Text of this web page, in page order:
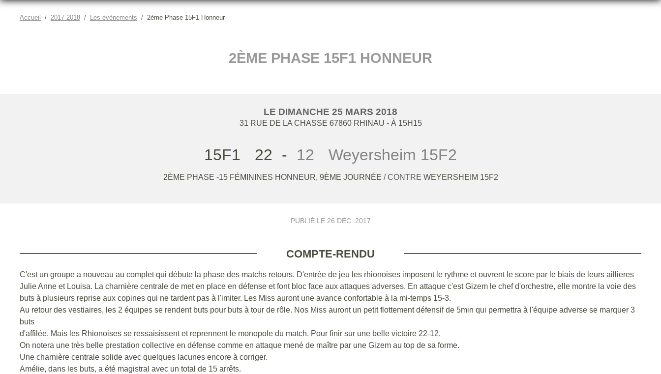
Accueil 2017-2018 Les évènements 2ème Phase 15F1 Honneur
2ÈME PHASE 15F1 HONNEUR
LE DIMANCHE 25 MARS 2018
31 RUE DE LA CHASSE 67860 RHINAU - À 15H15
15F1 22 - 12 Weyersheim 15F2
2ÈME PHASE -15 FÉMININES HONNEUR, 9ÈME JOURNÉE / CONTRE WEYERSHEIM 15F2
PUBLIÉ LE 26 DÉC. 2017
COMPTE-RENDU
C'est un groupe a nouveau au complet qui débute la phase des matchs retours. D'entrée de jeu les rhionoises imposent le rythme et ouvrent le score par le biais de leurs aillieres
Julie Anne et Louisa. La charnière centrale de met en place en défense et font bloc face aux attaques adverses. En attaque c'est Gizem le chef d'orchestre, elle montre la voie des
buts à plusieurs reprise aux copines qui ne tardent pas à l'imiter. Les Miss auront une avance confortable à la mi-temps 15-3.
Au retour des vestiaires, les 2 équipes se rendent buts pour buts à tour de rôle. Nos Miss auront un petit flottement défensif de 5min qui permettra à l'équipe adverse se marquer 3
buts
d'affilée. Mais les Rhionoises se ressaisissent et reprennent le monopole du match. Pour finir sur une belle victoire 22-12.
On notera une très belle prestation collective en défense comme en attaque mené de maître par une Gizem au top de sa forme.
Une charnière centrale solide avec quelques lacunes encore à corriger.
Amélie, dans les buts, a été magistral avec un total de 15 arrêts.